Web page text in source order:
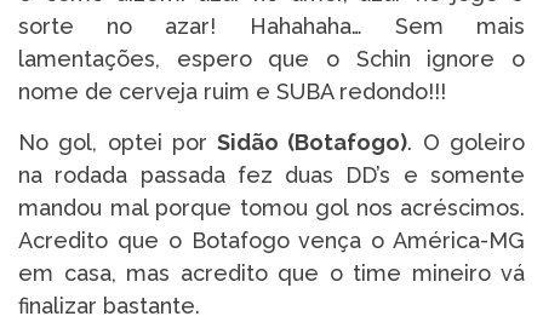
sorte no azar! Hahahaha… Sem mais
lamentações, espero que o Schin ignore o
nome de cerveja ruim e SUBA redondo!!!
No gol, optei por Sidão (Botafogo). O goleiro
na rodada passada fez duas DD’s e somente
mandou mal porque tomou gol nos acréscimos.
Acredito que o Botafogo vença o América-MG
em casa, mas acredito que o time mineiro vá
finalizar bastante.